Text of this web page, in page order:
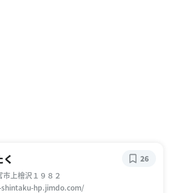
上檜沢１９８２
hp.jimdo.com/
26